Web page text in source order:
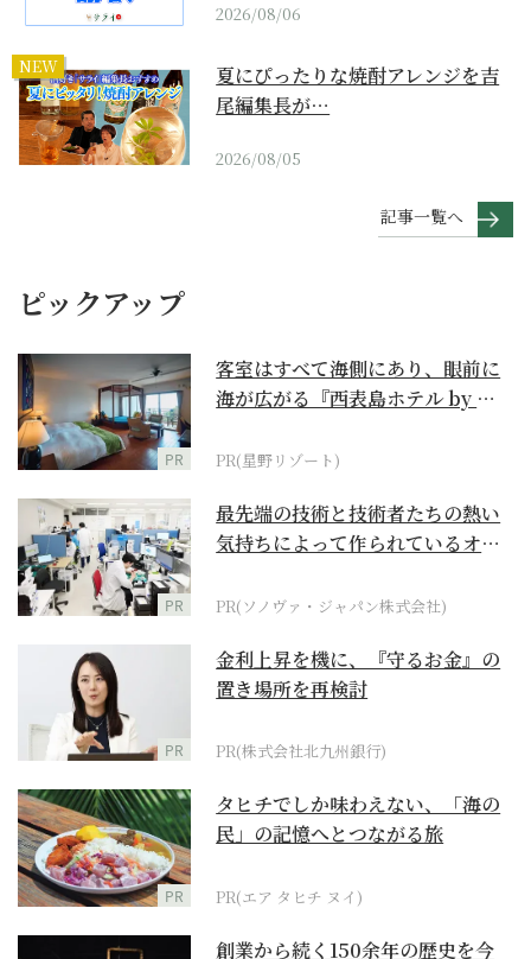
2026/08/06
NEW
夏にぴったりな焼酎アレンジを吉
尾編集長が…
2026/08/05
記事一覧へ
ピックアップ
PR
客室はすべて海側にあり、眼前に
海が広がる『西表島ホテル by 星
PR(星野リゾート)
PR
最先端の技術と技術者たちの熱い
気持ちによって作られているオー
PR(ソノヴァ・ジャパン株式会社)
PR
金利上昇を機に、『守るお金』の
置き場所を再検討
PR(株式会社北九州銀行)
PR
タヒチでしか味わえない、「海の
民」の記憶へとつながる旅
PR(エア タヒチ ヌイ)
創業から続く150余年の歴史を今